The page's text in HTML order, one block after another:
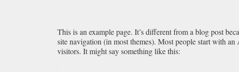
This is an example page. It’s different from a blog post
site navigation (in most themes). Most people start with
visitors. It might say something like this: